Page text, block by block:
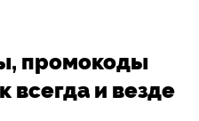
промокоды
всегда и везде